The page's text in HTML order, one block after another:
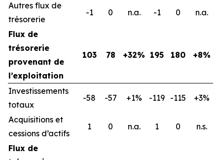
Autres flux de
trésorerie
-1 0 n.a. -1 0 n.a.
Flux de
trésorerie
provenant de
l’exploitation
103 78 +32% 195 180 +8%
Investissements
totaux
-58 -57 +1% -119 -115 +3%
Acquisitions et
cessions d’actifs
1 0 n.a. 1 0 n.s.
Flux de